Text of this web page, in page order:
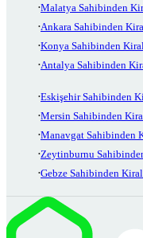
Malatya Sahibinden
Ankara Sahibinden
Konya Sahibinden
Antalya Sahibinden
Eskişehir Sahibinden
Mersin Sahibinden
Manavgat Sahibinden
Zeytinburnu
Gebze Sahibinden